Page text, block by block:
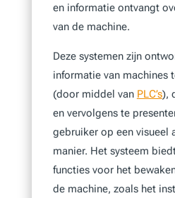
en informatie ontvangt
van de machine.
Deze systemen zijn
informatie van machines
(door middel van PLC’s),
en vervolgens te
gebruiker op een visueel
manier. Het systeem
functies voor het
de machine, zoals het